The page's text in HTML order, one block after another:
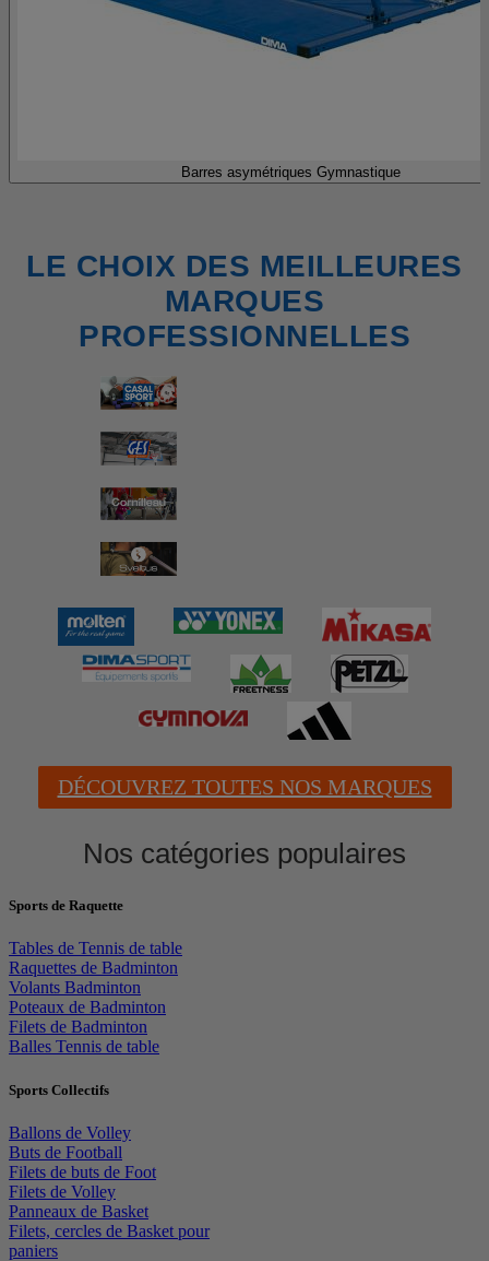
Barres asymétriques Gymnastique
LE CHOIX DES MEILLEURES
MARQUES
PROFESSIONNELLES
DÉCOUVREZ TOUTES NOS MARQUES
Nos catégories populaires
Sports de Raquette
Tables de Tennis de table
Raquettes de Badminton
Volants Badminton
Poteaux de Badminton
Filets de Badminton
Balles Tennis de table
Sports Collectifs
Ballons de Volley
Buts de Football
Filets de buts de Foot
Filets de Volley
Panneaux de Basket
Filets, cercles de Basket pour
paniers